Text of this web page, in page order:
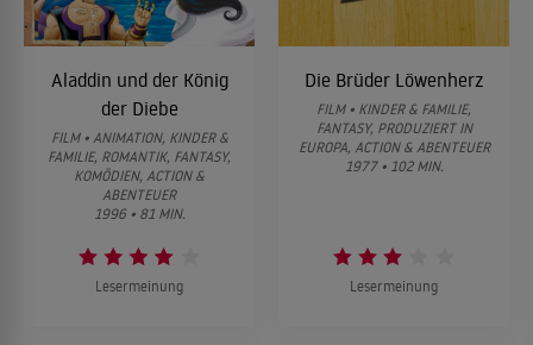
Aladdin und der König
der Diebe
FILM • ANIMATION, KINDER &
FAMILIE, ROMANTIK, FANTASY,
KOMÖDIEN, ACTION &
ABENTEUER
1996 • 81 MIN.
Lesermeinung
Die Brüder Löwenherz
FILM • KINDER & FAMILIE,
FANTASY, PRODUZIERT IN
EUROPA, ACTION & ABENTEUER
1977 • 102 MIN.
Lesermeinung